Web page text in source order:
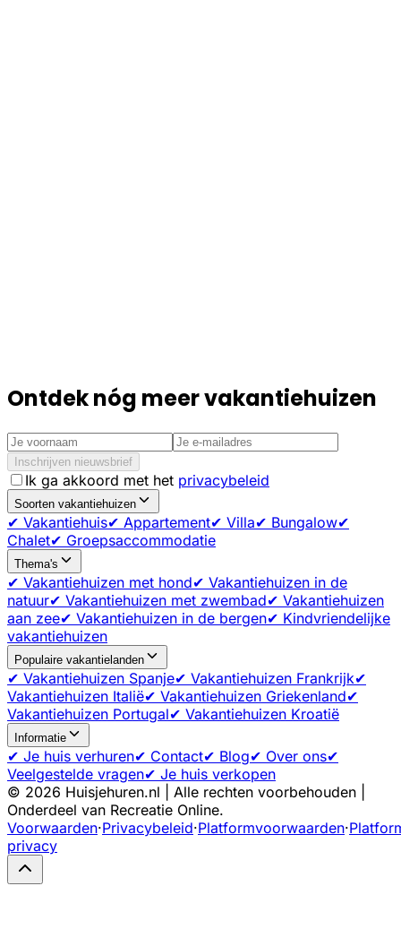
Ontdek nóg meer vakantiehuizen
Inschrijven nieuwsbrief
Ik ga akkoord met het privacybeleid
Soorten vakantiehuizen
✔ Vakantiehuis✔ Appartement✔ Villa✔ Bungalow✔
Chalet✔ Groepsaccommodatie
Thema's
✔ Vakantiehuizen met hond✔ Vakantiehuizen in de
natuur✔ Vakantiehuizen met zwembad✔ Vakantiehuizen
aan zee✔ Vakantiehuizen in de bergen✔ Kindvriendelijke
vakantiehuizen
Populaire vakantielanden
✔ Vakantiehuizen Spanje✔ Vakantiehuizen Frankrijk✔
Vakantiehuizen Italië✔ Vakantiehuizen Griekenland✔
Vakantiehuizen Portugal✔ Vakantiehuizen Kroatië
Informatie
✔ Je huis verhuren✔ Contact✔ Blog✔ Over ons✔
Veelgestelde vragen✔ Je huis verkopen
© 2026 Huisjehuren.nl | Alle rechten voorbehouden |
Onderdeel van Recreatie Online.
Voorwaarden·Privacybeleid·Platformvoorwaarden·
privacy